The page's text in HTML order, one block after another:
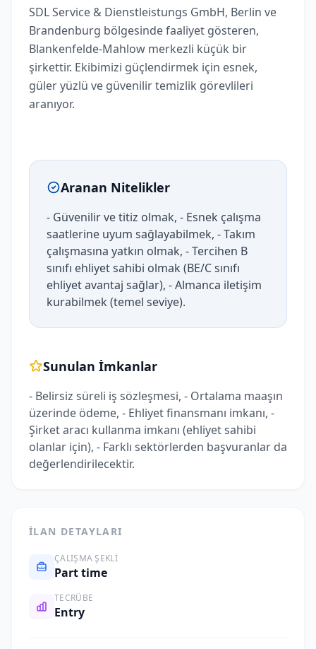
SDL Service & Dienstleistungs GmbH, Berlin ve
Brandenburg bölgesinde faaliyet gösteren,
Blankenfelde-Mahlow merkezli küçük bir
şirkettir. Ekibimizi güçlendirmek için esnek,
güler yüzlü ve güvenilir temizlik görevlileri
aranıyor.
Aranan Nitelikler
- Güvenilir ve titiz olmak, - Esnek çalışma
saatlerine uyum sağlayabilmek, - Takım
çalışmasına yatkın olmak, - Tercihen B
sınıfı ehliyet sahibi olmak (BE/C sınıfı
ehliyet avantaj sağlar), - Almanca iletişim
kurabilmek (temel seviye).
Sunulan İmkanlar
- Belirsiz süreli iş sözleşmesi, - Ortalama maaşın
üzerinde ödeme, - Ehliyet finansmanı imkanı, -
Şirket aracı kullanma imkanı (ehliyet sahibi
olanlar için), - Farklı sektörlerden başvuranlar da
değerlendirilecektir.
İLAN DETAYLARI
ÇALIŞMA ŞEKLI
Part time
TECRÜBE
Entry